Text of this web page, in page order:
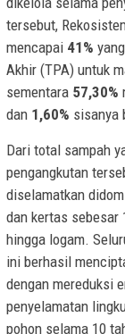
tersebut,
mencapai 41%
Akhir (TPA) untuk
sementara 57,30%
dan 1,60% sisanya
Dari total sampah
pengangkutan
diselamatkan
dan kertas sebesar
hingga logam.
ini berhasil
dengan mereduksi
penyelamatan
pohon selama 10